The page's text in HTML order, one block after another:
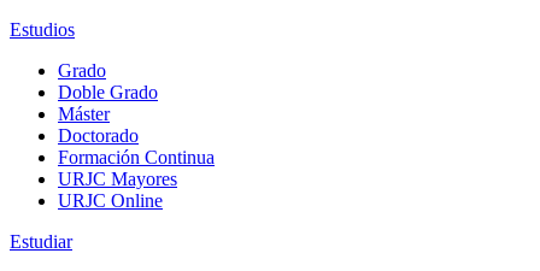
Estudios
Grado
Doble Grado
Máster
Doctorado
Formación Continua
URJC Mayores
URJC Online
Estudiar